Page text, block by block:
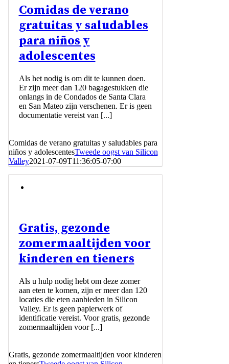
Comidas de verano
gratuitas y saludables
para niños y
adolescentes
Als het nodig is om dit te kunnen doen.
Er zijn meer dan 120 bagagestukken die
onlangs in de Condados de Santa Clara
en San Mateo zijn verschenen. Er is geen
documentatie vereist van [...]
Comidas de verano gratuitas y saludables para
niños y adolescentesTweede oogst van Silicon
Valley2021-07-09T11:36:05-07:00
Gratis, gezonde
zomermaaltijden voor
kinderen en tieners
Als u hulp nodig hebt om deze zomer
aan eten te komen, zijn er meer dan 120
locaties die eten aanbieden in Silicon
Valley. Er is geen papierwerk of
identificatie vereist. Voor gratis, gezonde
zomermaaltijden voor [...]
Gratis, gezonde zomermaaltijden voor kinderen